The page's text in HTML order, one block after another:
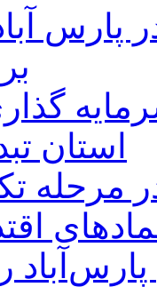
پارس
استان
مرحله